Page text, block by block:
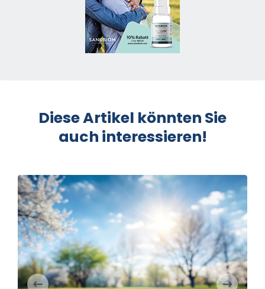
Diese Artikel könnten Sie
auch interessieren!